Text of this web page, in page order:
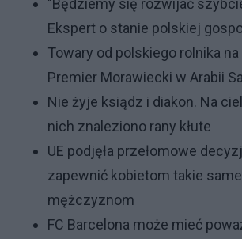
Ekspert o stanie polskiej
Towary od polskiego rolnika na
Premier Morawiecki w Arabii
Nie żyje ksiądz i diakon. Na
nich znaleziono rany kłute
UE podjęła przełomowe
zapewnić kobietom takie
mężczyznom
FC Barcelona może mieć